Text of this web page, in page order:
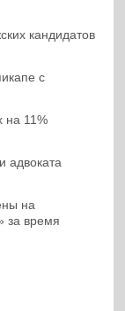
кандидатов
с
на 11%
адвоката
на
за время